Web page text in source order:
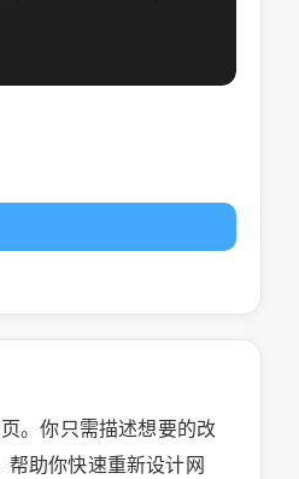
。你只需描述想要的改
助你快速重新设计网